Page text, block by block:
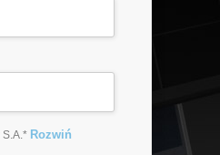
Rozwiń